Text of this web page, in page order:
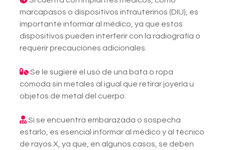
marcapasos o dispositivos intrauterinos (DIU), es
importante informar al médico, ya que estos
dispositivos pueden interferir con la radiografía o
requerir precauciones adicionales.
Se le sugiere el uso de una bata o ropa
cómoda sin metales al igual que retirar joyería u
objetos de metal del cuerpo.
Si se encuentra embarazada o sospecha
estarlo, es esencial informar al médico y al técnico
de rayos X, ya que, en algunos casos, se deben